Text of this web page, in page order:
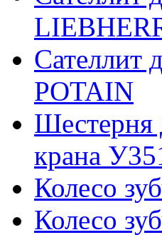
Сателлит
POTAIN
Шестерня
крана
Колесо
Колесо